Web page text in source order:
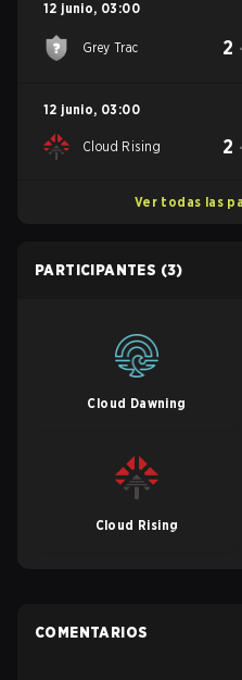
12 junio, 03:00
Grey Trac 2
12 junio, 03:00
Cloud Rising 2
Ver todas las
PARTICIPANTES (3)
Cloud Dawning
Cloud Rising
COMENTARIOS